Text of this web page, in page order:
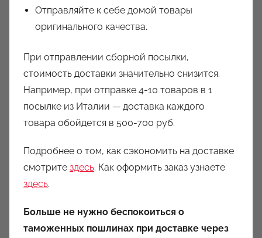
Отправляйте к себе домой товары
оригинального качества.
При отправлении сборной посылки,
стоимость доставки значительно снизится.
Например, при отправке 4-10 товаров в 1
посылке из Италии — доставка каждого
товара обойдется в 500-700 руб.
Подробнее о том, как сэкономить на доставке
смотрите здесь. Как оформить заказ узнаете
здесь.
Больше не нужно беспокоиться о
таможенных пошлинах при доставке через